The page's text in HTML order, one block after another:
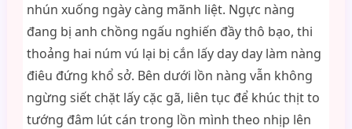
nhún xuống ngày càng mãnh liệt. Ngực nàng
đang bị anh chồng ngấu nghiến đầy thô bạo, thi
thoảng hai núm vú lại bị cắn lấy day day làm nàng
điêu đứng khổ sở. Bên dưới lồn nàng vẫn không
ngừng siết chặt lấy cặc gã, liên tục để khúc thịt to
tướng đâm lút cán trong lồn mình theo nhịp lên